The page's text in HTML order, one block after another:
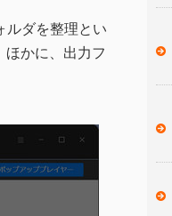
ルダを整理とい
かに、出力フ